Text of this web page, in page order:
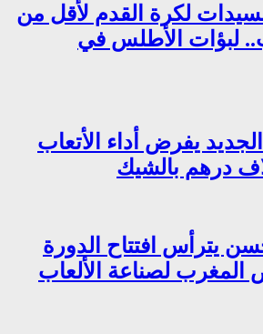
لكرة القدم لأقل من
لبؤات الأطلس في
يفرض أداء الأتعاب
يترأس افتتاح الدورة
المغرب لصناعة الألعاب